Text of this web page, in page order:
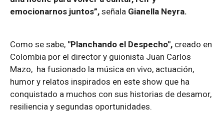
emocionarnos juntos”, señala Gianella Neyra.
Como se sabe, "Planchando el Despecho", creado en
Colombia por el director y guionista Juan Carlos
Mazo, ha fusionado la música en vivo, actuación,
humor y relatos inspirados en este show que ha
conquistado a muchos con sus historias de desamor,
resiliencia y segundas oportunidades.